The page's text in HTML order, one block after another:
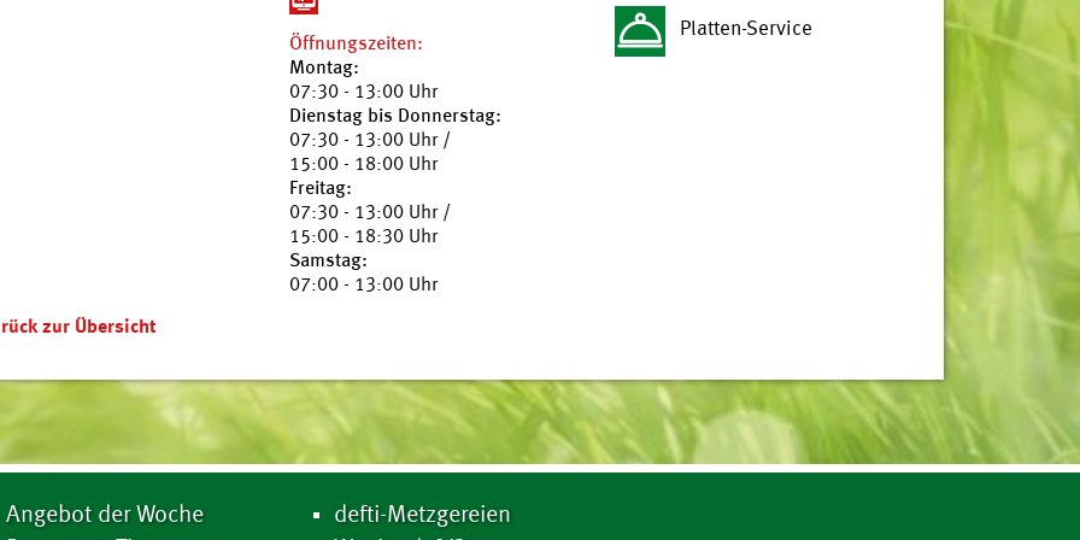
Öffnungszeiten:
Montag:
07:30 - 13:00 Uhr
Dienstag bis Donnerstag:
07:30 - 13:00 Uhr /
15:00 - 18:00 Uhr
Freitag:
07:30 - 13:00 Uhr /
15:00 - 18:30 Uhr
Samstag:
07:00 - 13:00 Uhr
Platten-Service
zur Übersicht
Angebot der Woche
defti-Metzgereien